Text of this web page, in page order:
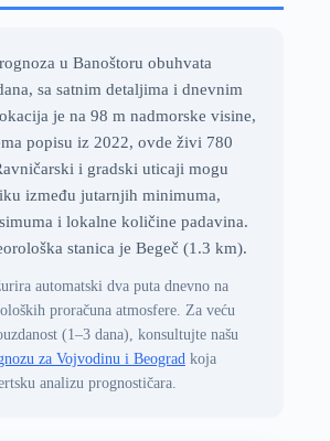
u Banoštoru obuhvata
sa satnim detaljima i dnevnim
je na 98 m nadmorske visine,
popisu iz 2022, ovde živi 780
i gradski uticaji mogu
između jutarnjih minimuma,
i lokalne količine padavina.
stanica je Begeč (1.3 km).
automatski dva puta dnevno na
proračuna atmosfere. Za veću
(1–3 dana), konsultujte našu
za Vojvodinu i Beogradkoja
analizu prognostičara.